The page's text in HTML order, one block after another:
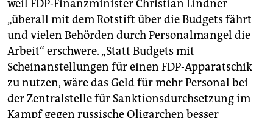
weil FDP-Finanzminister Christian Lindner
„überall mit dem Rotstift über die Budgets fährt
und vielen Behörden durch Personalmangel die
Arbeit“ erschwere. „Statt Budgets mit
Scheinanstellungen für einen FDP-Apparatschik
zu nutzen, wäre das Geld für mehr Personal bei
der Zentralstelle für Sanktionsdurchsetzung im
Kampf gegen russische Oligarchen besser